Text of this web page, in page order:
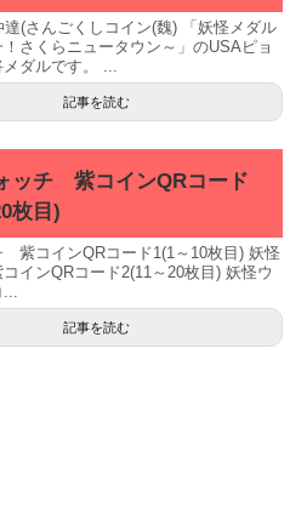
達(さんごくしコイン(魏) 「妖怪メダル
さくらニュータウン～」のUSAピョ
ダルです。 ...
記事を読む
ッチ 紫コインQRコード
枚目)
紫コインQRコード1(1～10枚目) 妖怪
インQRコード2(11～20枚目) 妖怪ウ
記事を読む